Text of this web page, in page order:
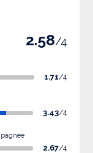
2.58/4
1.71/4
3.43/4
2.67/4